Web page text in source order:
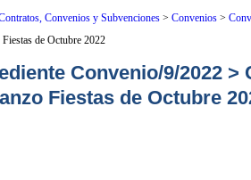
Convenios y Subvenciones> Convenios>
Fiestas de Octubre 2022
Convenio/9/2022
Fiestas de Octubre